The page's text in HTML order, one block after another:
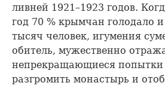
ливней 1921–1923 годов.
год 70 % крымчан голодало
тысяч человек, игумения
обитель, мужественно
непрекращающиеся попытки
разгромить монастырь и